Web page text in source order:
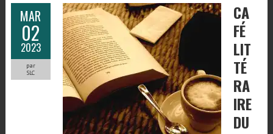
MAR
02
2023
par
SLC
CA
FÉ
LIT
TÉ
RA
IRE
DU